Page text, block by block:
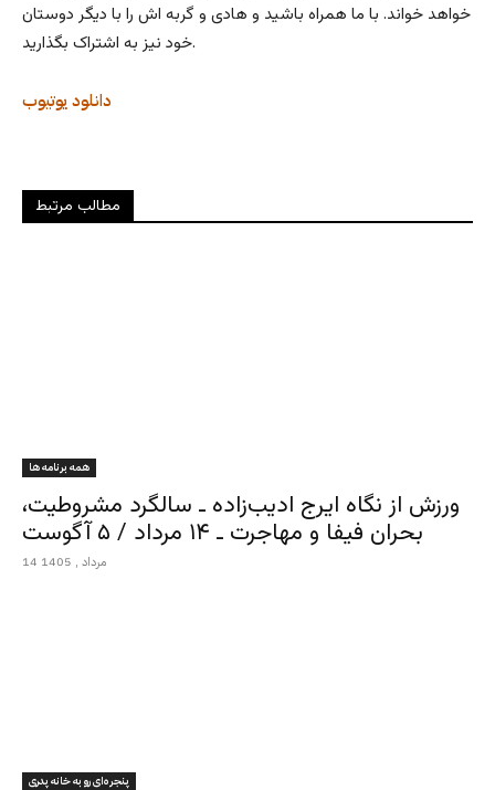
خواهد خواند. با ما همراه باشید و هادی و گربه اش را با دیگر دوستان
خود نیز به اشتراک بگذارید.
یوتیوب دانلود
مطالب مرتبط
همه برنامه ها
ورزش از نگاه ایرج ادیب‌زاده ـ سالگرد مشروطیت،
بحران فیفا و مهاجرت ـ ۱۴ مرداد / ۵ آگوست
14 مرداد , 1405
پنجره‌ای رو به خانه پدری